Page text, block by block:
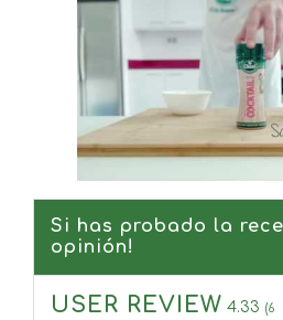
Si has probado la
opinión!
USER REVIEW 4.33 (6